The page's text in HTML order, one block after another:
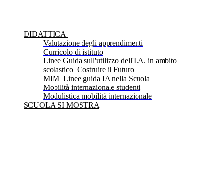
DIDATTICA
Valutazione degli apprendimenti
Curricolo di istituto
Linee Guida sull'utilizzo dell'I.A. in ambito
scolastico_Costruire il Futuro
MIM_Linee guida IA nella Scuola
Mobilità internazionale studenti
Modulistica mobilità internazionale
SCUOLA SI MOSTRA